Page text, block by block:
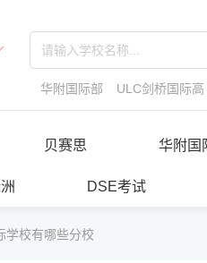
华附国际部 ULC剑桥国际高
贝赛思 华附国
DSE考试
学校有哪些分校